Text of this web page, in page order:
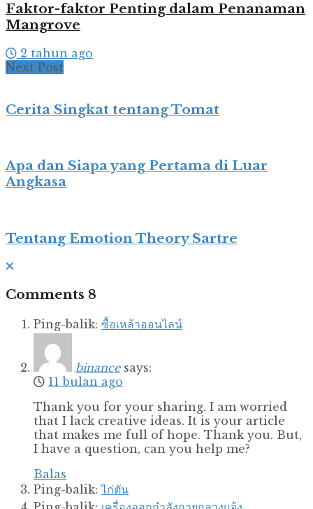
Faktor-faktor Penting dalam Penanaman
Mangrove
2 tahun ago
Next Post
Cerita Singkat tentang Tomat
Apa dan Siapa yang Pertama di Luar
Angkasa
Tentang Emotion Theory Sartre
Comments 8
Ping-balik: ซื้อเหล้าออนไลน์
binance says:
11 bulan ago
Thank you for your sharing. I am worried
that I lack creative ideas. It is your article
that makes me full of hope. Thank you. But,
I have a question, can you help me?
Balas
Ping-balik:ไก่ตัน